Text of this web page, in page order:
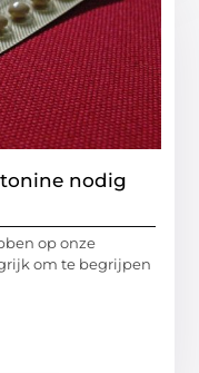
nodig
op onze
om te begrijpen